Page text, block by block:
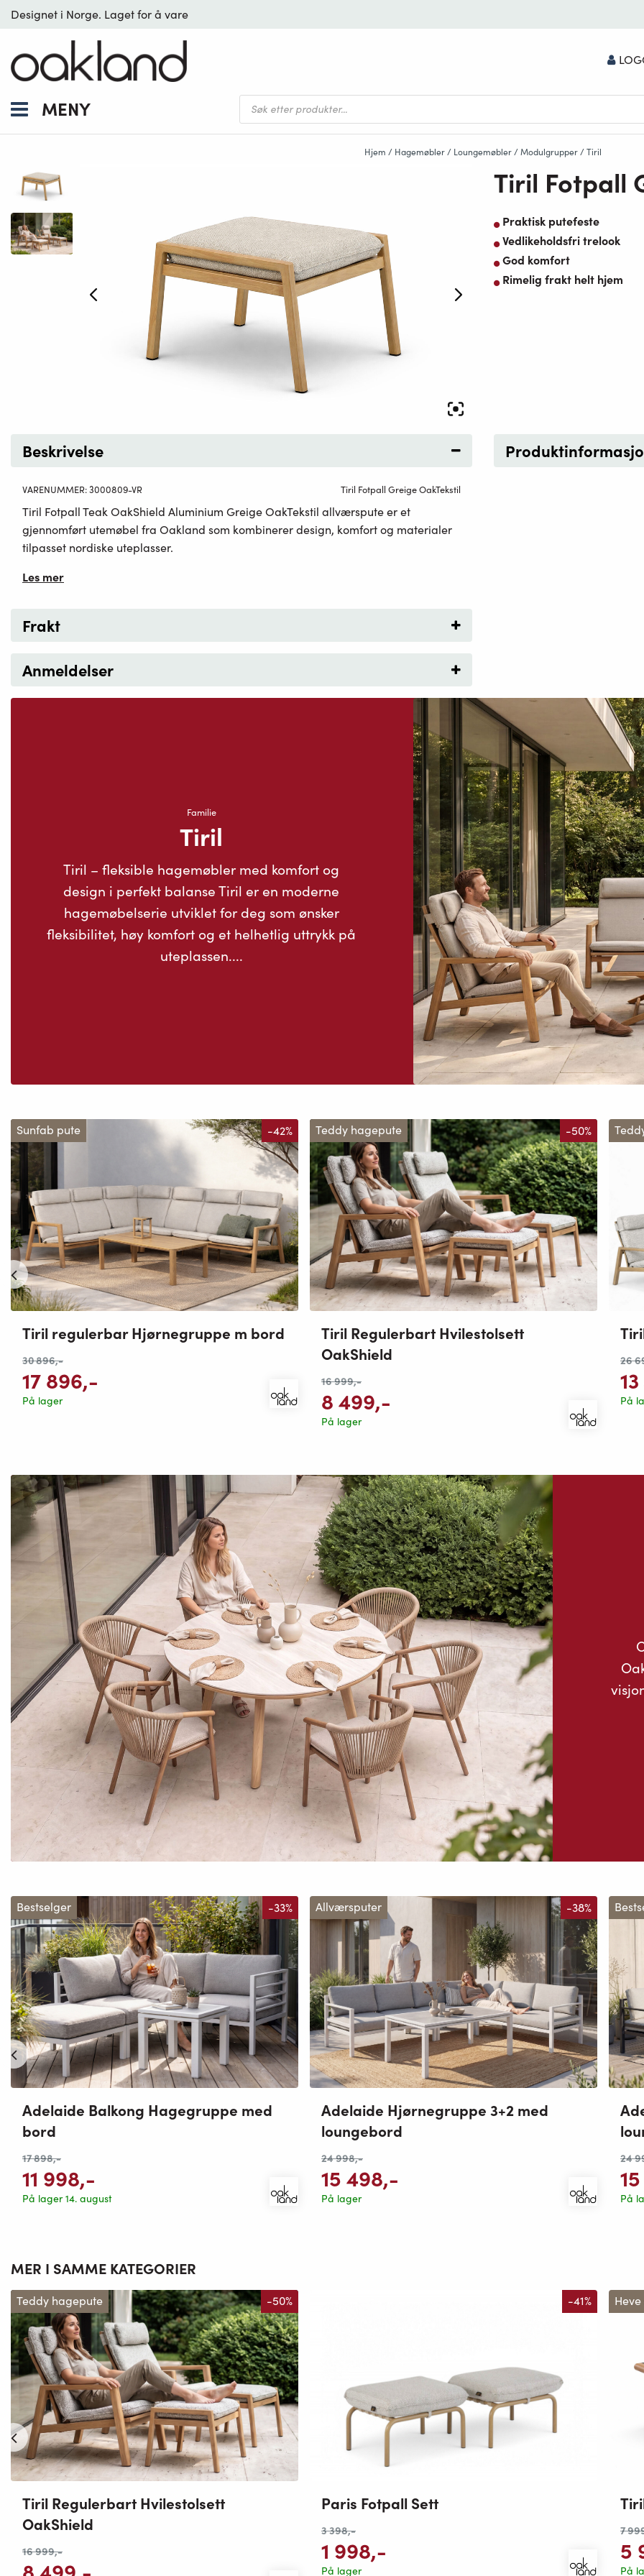
Designet i Norge. Laget for å vare
MENY
Products
search
Hjem / Hagemøbler / Loungemøbler /Modulgrupper /Tiril
Tiril Fotpall
Praktisk putefeste
Vedlikeholdsfri trelook
God komfort
Rimelig frakt helt hjem
Beskrivelse
VARENUMMER:3000809-VR Tiril Fotpall Greige OakTekstil
Tiril Fotpall Teak OakShield Aluminium Greige OakTekstil allværspute er et
gjennomført utemøbel fra Oakland som kombinerer design, komfort og materialer
tilpasset nordiske uteplasser.
Les mer
Frakt
Anmeldelser
Familie
Tiril
Tiril – fleksible hagemøbler med komfort og
design i perfekt balanse Tiril er en moderne
hagemøbelserie utviklet for deg som ønsker
fleksibilitet, høy komfort og et helhetlig uttrykk på
uteplassen....
Sunfab pute -42%
Tiril regulerbar Hjørnegruppe m bord
30 896,-
17 896,-
På lager
Teddy hagepute -50%
Tiril Regulerbart Hvilestolsett
OakShield
16 999,-
8 499,-
På lager
26
På
Bestselger -33%
Adelaide Balkong Hagegruppe med
bord
17 898,-
11 998,-
På lager 14. august
Allværsputer -38%
Adelaide Hjørnegruppe 3+2 med
loungebord
24 998,-
15 498,-
På lager
24
På
MER I SAMME KATEGORIER
Teddy hagepute -50%
Tiril Regulerbart Hvilestolsett
OakShield
16 999,-
-41%
Paris Fotpall Sett
3 398,-
1 998,-
På lager
7
5
På